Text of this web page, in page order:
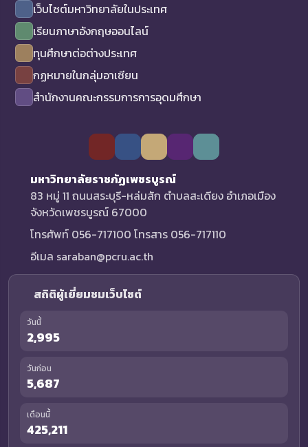
เว็บไซต์มหาวิทยาลัยในประเทศ
เรียนภาษาอังกฤษออนไลน์
ทุนศึกษาต่อต่างประเทศ
กฏหมายในกลุ่มอาเซียน
สำนักงานคณะกรรมการการอุดมศึกษา
มหาวิทยาลัยราชภัฏเพชรบูรณ์
83 หมู่ 11 ถนนสระบุรี-หล่มสัก ตำบลสะเดียง อำเภอเมือง
จังหวัดเพชรบูรณ์ 67000
โทรศัพท์ 056-717100 โทรสาร 056-717110
อีเมล saraban@pcru.ac.th
สถิติผู้เยี่ยมชมเว็บไซต์
วันนี้
2,995
วันก่อน
5,687
เดือนนี้
425,211